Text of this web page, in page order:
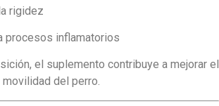
rigidez
procesos inflamatorios
el suplemento contribuye a mejorar el
del perro.